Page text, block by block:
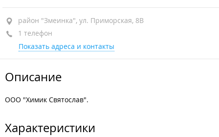
район "Змеинка", ул. Приморская, 8В
1 телефон
Показать адреса и контакты
Описание
ООО "Химик Святослав".
Характеристики